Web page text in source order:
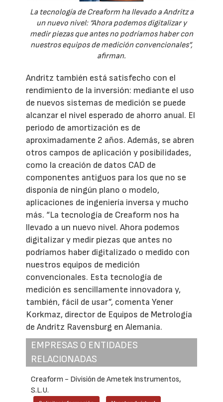
La tecnología de Creaform ha llevado a Andritz a
un nuevo nivel: “Ahora podemos digitalizar y
medir piezas que antes no podríamos haber con
nuestros equipos de medición convencionales”,
afirman.
Andritz también está satisfecho con el
rendimiento de la inversión: mediante el uso
de nuevos sistemas de medición se puede
alcanzar el nivel esperado de ahorro anual. El
periodo de amortización es de
aproximadamente 2 años. Además, se abren
otros campos de aplicación y posibilidades,
como la creación de datos CAD de
componentes antiguos para los que no se
disponía de ningún plano o modelo,
aplicaciones de ingeniería inversa y mucho
más. “La tecnología de Creaform nos ha
llevado a un nuevo nivel. Ahora podemos
digitalizar y medir piezas que antes no
podríamos haber digitalizado o medido con
nuestros equipos de medición
convencionales. Esta tecnología de
medición es sencillamente innovadora y,
también, fácil de usar”, comenta Yener
Korkmaz, director de Equipos de Metrología
de Andritz Ravensburg en Alemania.
EMPRESAS O ENTIDADES
RELACIONADAS
Creaform - División de Ametek Instrumentos,
S.L.U.